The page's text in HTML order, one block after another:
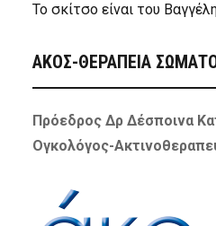
Το σκίτσο είναι του
ΑΚΟΣ-ΘΕΡΑΠΕΙΑ
Πρόεδρος Δρ Δέσποινα
Ογκολόγος-